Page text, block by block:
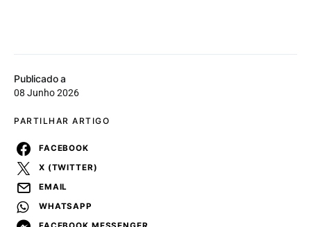
Publicado a
08 Junho 2026
PARTILHAR ARTIGO
FACEBOOK
X (TWITTER)
EMAIL
WHATSAPP